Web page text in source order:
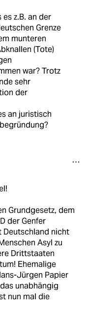
z.B. an der
Grenze
munteren
(Tote)
war? Trotz
sehr
der
an juristisch
Grundgesetz, dem
der Genfer
Deutschland nicht
Asyl zu
Drittstaaten
Ehemalige
Jürgen Papier
unabhängig
nun mal die